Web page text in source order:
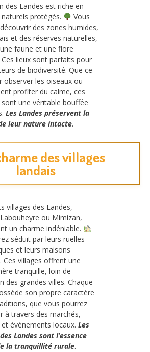
des Landes est riche en
protégés.
Vous
des zones humides,
et des réserves naturelles,
faune et une flore
Ces lieux sont parfaits pour
de biodiversité. Que ce
observer les oiseaux ou
profiter du calme, ces
sont une véritable bouffée
Les Landes préservent la
leur nature intacte.
des villages
landais
villages des Landes,
ou Mimizan,
un charme indéniable.
séduit par leurs ruelles
et leurs maisons
Ces villages offrent une
tranquille, loin de
des grandes villes. Chaque
son propre caractère
que vous pourrez
à travers des marchés,
événements locaux. Les
Landes sont l’essence
la tranquillité rurale.